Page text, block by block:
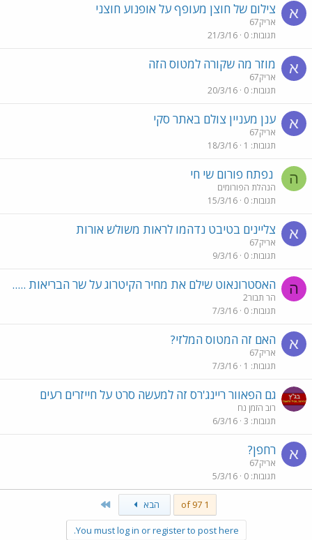
א צילום של חוצן מעופף על אופנוע חוצני
אריק67
תגובות 0
21/3/16
א מוזר מה שקורה למטוס הזה
אריק67
תגובות 0
20/3/16
א ענן מעניין צולם באתר סקי
אריק67
תגובות 1
18/3/16
ה נפתח פורום שי חי
הנהלת הפורומים
תגובות 0
15/3/16
א צליינים בטיבט נדהמו לראות משולש אורות
אריק67
תגובות 0
9/3/16
ה האסטרונאוט שילם את מחיר הקיטרוג על שר הבריאות .....
הר תבור2
תגובות 0
7/3/16
א האם זה המטוס המלזי?
אריק67
תגובות 1
7/3/16
גם הפאוור ריינג'רס זה למעשה סרט על חייזרים רעים
רוב הזמן נח
תגובות 3
6/3/16
א רחפן?
אריק67
תגובות 0
5/3/16
1 of 97 הבא
You must log in or register to post here.